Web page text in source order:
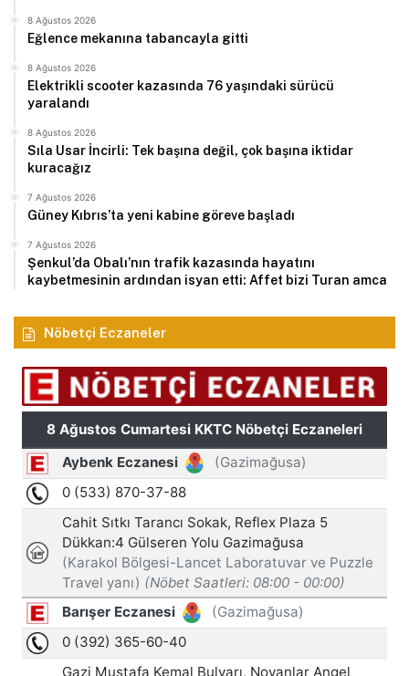
8 Ağustos 2026
Eğlence mekanına tabancayla gitti
8 Ağustos 2026
Elektrikli scooter kazasında 76 yaşındaki sürücü
yaralandı
8 Ağustos 2026
Sıla Usar İncirli: Tek başına değil, çok başına iktidar
kuracağız
7 Ağustos 2026
Güney Kıbrıs’ta yeni kabine göreve başladı
7 Ağustos 2026
Şenkul’da Obalı’nın trafik kazasında hayatını
kaybetmesinin ardından isyan etti: Affet bizi Turan amca
Nöbetçi Eczaneler